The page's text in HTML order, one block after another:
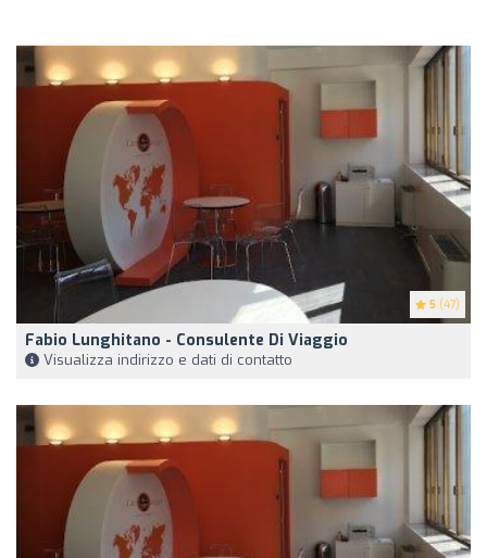
5 (47)
Fabio Lunghitano - Consulente Di Viaggio
Visualizza indirizzo e dati di contatto